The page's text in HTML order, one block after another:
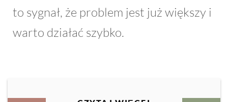
to sygnał, że problem jest już większy i
warto działać szybko.